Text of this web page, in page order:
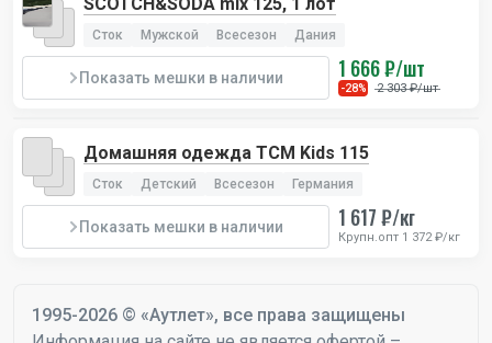
Сток Мужской Всесезон Дания
Показать мешки в наличии 1 666 ₽/шт
-28% 2 303 ₽/шт
Домашняя одежда TCM Kids 115
Сток Детский Всесезон Германия
Показать мешки в наличии 1 617 ₽/кг
Крупн.опт 1 372 ₽/кг
1995-2026 © «Аутлет», все права защищены